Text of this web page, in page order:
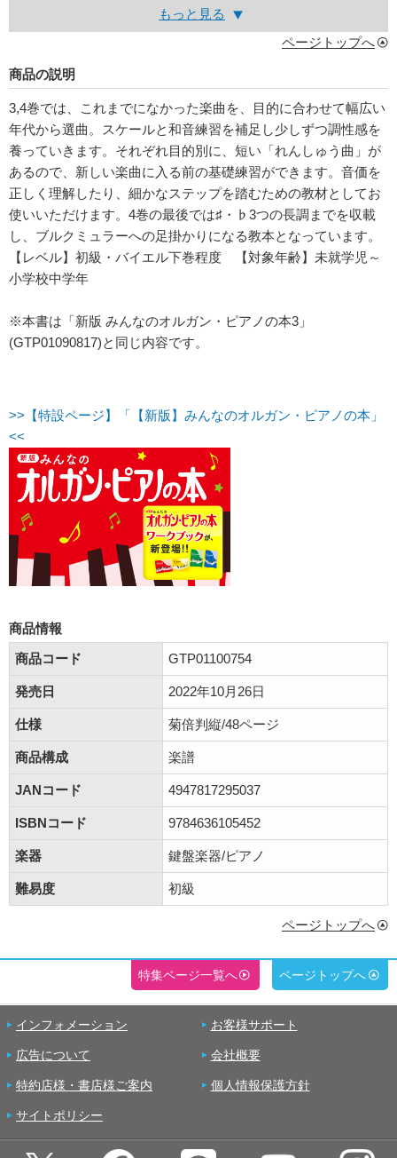
もっと見る
ページトップへ
商品の説明
3,4巻では、これまでになかった楽曲を、目的に合わせて幅広い
年代から選曲。スケールと和音練習を補足し少しずつ調性感を
養っていきます。それぞれ目的別に、短い「れんしゅう曲」が
あるので、新しい楽曲に入る前の基礎練習ができます。音価を
正しく理解したり、細かなステップを踏むための教材としてお
使いいただけます。4巻の最後では♯・♭3つの長調までを収載
し、ブルクミュラーへの足掛かりになる教本となっています。
【レベル】初級・バイエル下巻程度 【対象年齢】未就学児～
小学校中学年
※本書は「新版 みんなのオルガン・ピアノの本3」
(GTP01090817)と同じ内容です。
>>【特設ページ】「【新版】みんなのオルガン・ピアノの本」
<<
商品情報
商品コード
GTP01100754
発売日 2022年10月26日
仕様 菊倍判縦/48ページ
商品構成 楽譜
JANコード 4947817295037
ISBNコード 9784636105452
楽器 鍵盤楽器/ピアノ
難易度 初級
ページトップへ
特集ページ一覧へ ページトップへ
インフォメーション お客様サポート
広告について 会社概要
特約店様・書店様ご案内 個人情報保護方針
サイトポリシー